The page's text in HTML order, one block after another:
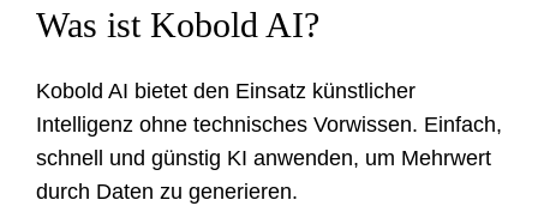
Was ist Kobold AI?
Kobold AI bietet den Einsatz künstlicher
Intelligenz ohne technisches Vorwissen. Einfach,
schnell und günstig KI anwenden, um Mehrwert
durch Daten zu generieren.